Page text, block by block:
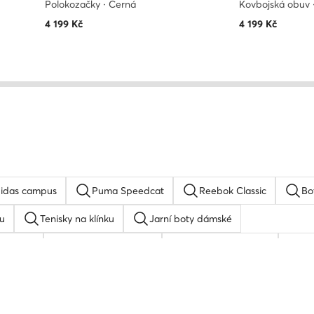
Polokozačky · Černá
4 199Kč
Kovbojská obuv
4 199 Kč
campus Puma Speedcat Reebok Classic
Tenisky na klínku Jarní boty dámské